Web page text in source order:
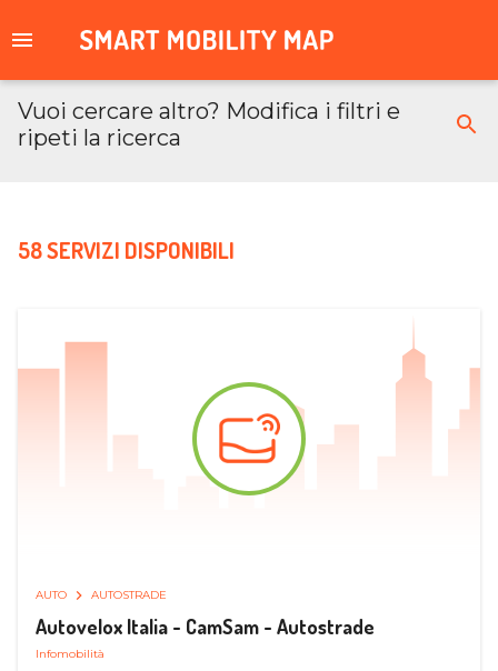
Vuoi cercare altro? Modifica i filtri e
ripeti la ricerca
58 SERVIZI DISPONIBILI
AUTO AUTOSTRADE
Autovelox Italia - CamSam - Autostrade
Infomobilità